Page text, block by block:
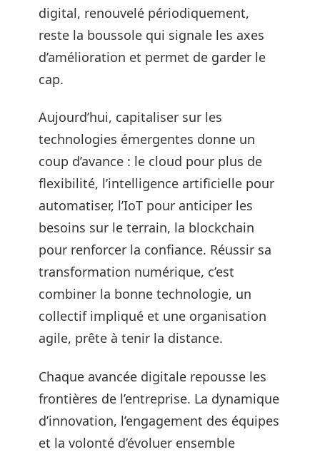
digital, renouvelé périodiquement,
reste la boussole qui signale les axes
d’amélioration et permet de garder le
cap.
Aujourd’hui, capitaliser sur les
technologies émergentes donne un
coup d’avance : le cloud pour plus de
flexibilité, l’intelligence artificielle pour
automatiser, l’IoT pour anticiper les
besoins sur le terrain, la blockchain
pour renforcer la confiance. Réussir sa
transformation numérique, c’est
combiner la bonne technologie, un
collectif impliqué et une organisation
agile, prête à tenir la distance.
Chaque avancée digitale repousse les
frontières de l’entreprise. La dynamique
d’innovation, l’engagement des équipes
et la volonté d’évoluer ensemble